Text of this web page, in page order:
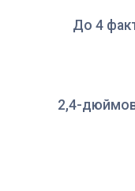
До 4
2,4-